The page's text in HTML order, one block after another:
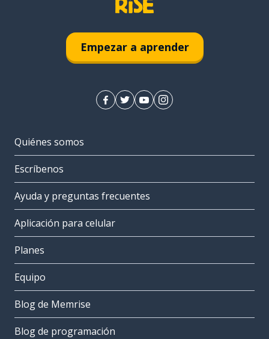
Empezar a aprender
Quiénes somos
Escríbenos
Ayuda y preguntas frecuentes
Aplicación para celular
Planes
Equipo
Blog de Memrise
Blog de programación